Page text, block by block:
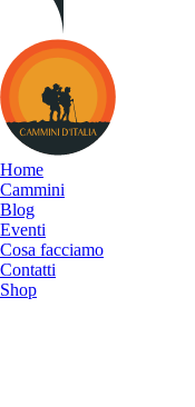
Cammini
d&#039;Italia
Home
Cammini
Blog
Eventi
Cosa facciamo
Contatti
Shop